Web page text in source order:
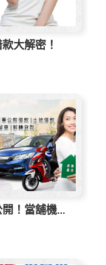
大解密！
！當舖機車